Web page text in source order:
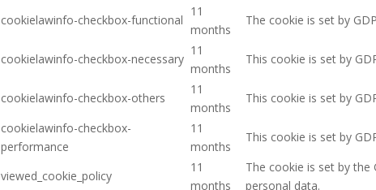
cookielawinfo-checkbox-functional
11
months
The cookie is set by
cookielawinfo-checkbox-necessary
11
months
This cookie is set by
cookielawinfo-checkbox-others
11
months
This cookie is set by
cookielawinfo-checkbox-
performance
11
months
This cookie is set by
viewed_cookie_policy
11
months
The cookie is set by
personal data.